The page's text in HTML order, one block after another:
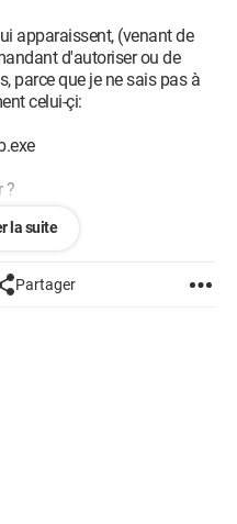
apparaissent, (venant de
d'autoriser ou de
parce que je ne sais pas à
celui-çi:
?
?
? Et comment faire pour
ces fenêtres générées par
et de vos futures
la suite
Partager